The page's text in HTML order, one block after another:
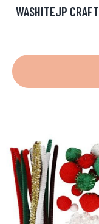
WASHITEJP